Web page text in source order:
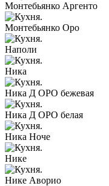
Монтебьянко Аргенто
Монтебьянко Оро
Наполи
Ника
Ника Д ОРО бежевая
Ника Д ОРО белая
Ника Ноче
Нике
Нике Аворио